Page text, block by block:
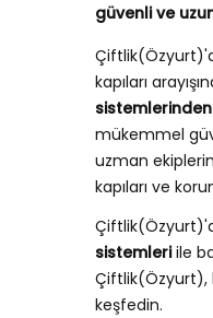
güvenli ve
kapıları
sistemlerinden
mükemmel
uzman
kapıları ve
sistemleriile
Çiftlik(Özyurt),
keşfedin.